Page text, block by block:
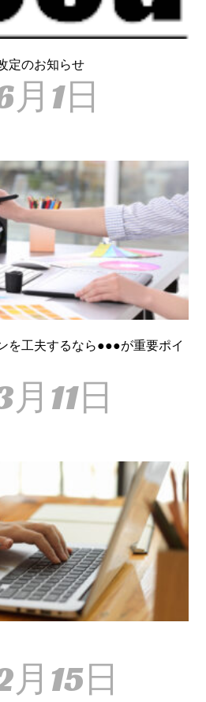
定のお知らせ
1日
を工夫するなら●●●が重要ポイ
11日
15日